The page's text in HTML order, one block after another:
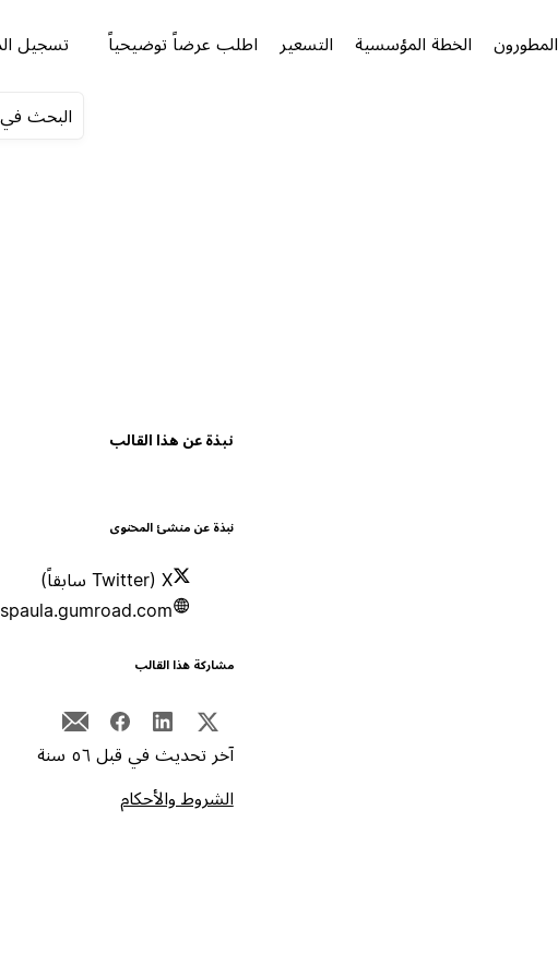
المطورون الخطة المؤسسية التسعير اطلب عرضاً توضيحياً تسجيل
نبذة عن هذا القالب
نبذة عن منشئ المحتوى
X (Twitter سابقاً)
مشاركة هذا القالب
آخر تحديث في قبل ٥٦ سنة
الشروط والأحكام